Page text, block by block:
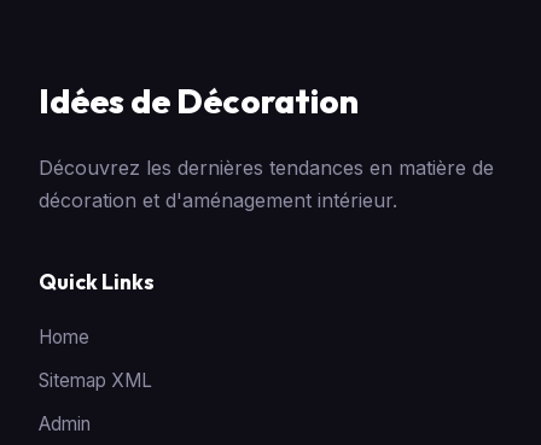
Idées de Décoration
Découvrez les dernières tendances en matière de
décoration et d'aménagement intérieur.
Quick Links
Home
Sitemap XML
Admin